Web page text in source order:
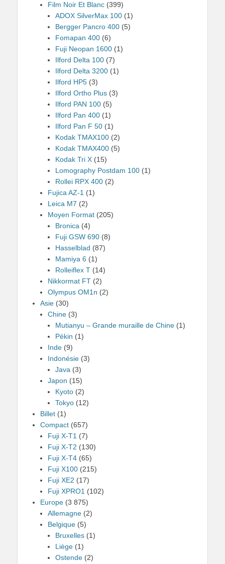
Film Noir Et Blanc (399)
ADOX SilverMax 100 (1)
Bergger Pancro 400 (5)
Fomapan 400 (6)
Fuji Neopan 1600 (1)
Ilford Delta 100 (7)
Ilford Delta 3200 (1)
Ilford HP5 (3)
Ilford Ortho Plus (3)
Ilford PAN 100 (5)
Ilford Pan 400 (1)
Ilford Pan F 50 (1)
Kodak TMAX100 (2)
Kodak TMAX400 (5)
Kodak Tri X (15)
Lomography Postdam 100 (1)
Rollei RPX 400 (2)
Fujica AZ-1 (1)
Leica M7 (2)
Moyen Format (205)
Bronica (4)
Fuji GSW 690 (8)
Hasselblad (87)
Mamiya 6 (1)
Rolleiflex T (14)
Nikkormat FT (2)
Olympus OM1n (2)
Asie (30)
Chine (3)
Mutianyu – Grande muraille de Chine (1)
Pékin (1)
Inde (9)
Indonésie (3)
Java (3)
Japon (15)
Kyoto (2)
Tokyo (12)
Billet (1)
Compact (657)
Fuji X-T1 (7)
Fuji X-T2 (130)
Fuji X-T4 (65)
Fuji X100 (215)
Fuji XE2 (17)
Fuji XPRO1 (102)
Europe (3 875)
Allemagne (2)
Belgique (5)
Bruxelles (1)
Liège (1)
Ostende (2)